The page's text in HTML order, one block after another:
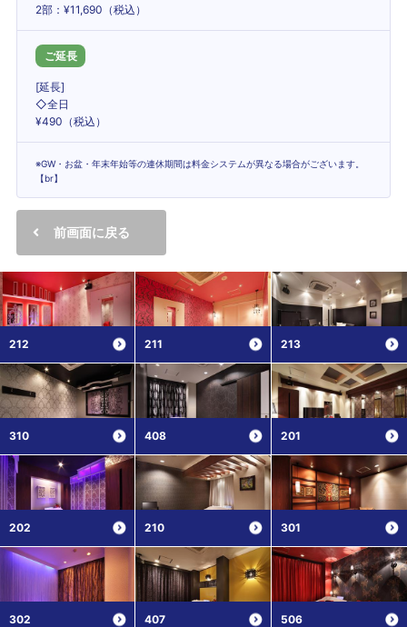
2部：¥11,690（税込）
ご延長
[延長]
◇全日
¥490（税込）
※GW・お盆・年末年始等の連休期間は料金システムが異なる場合がございます。
【br】
前画面に戻る
212 211 213
310 408 201
202 210 301
302 407 506